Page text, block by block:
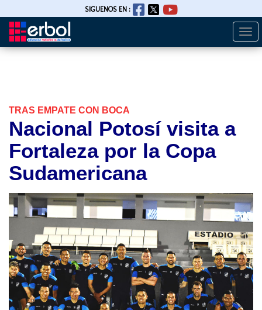
Pasar
SIGUENOS EN :
TRAS EMPATE CON BOCA
Nacional Potosí visita a
Fortaleza por la Copa
Sudamericana